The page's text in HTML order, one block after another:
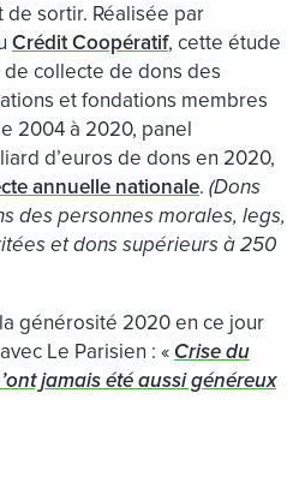
sortir. Réalisée par
Crédit Coopératif, cette étude
collecte de dons des
et fondations membres
2004 à 2020, panel
d’euros de dons en 2020,
annuelle nationale. (Dons
des personnes morales, legs,
et dons supérieurs à 250
générosité 2020 en ce jour
Le Parisien : « Crise du
jamais été aussi généreux